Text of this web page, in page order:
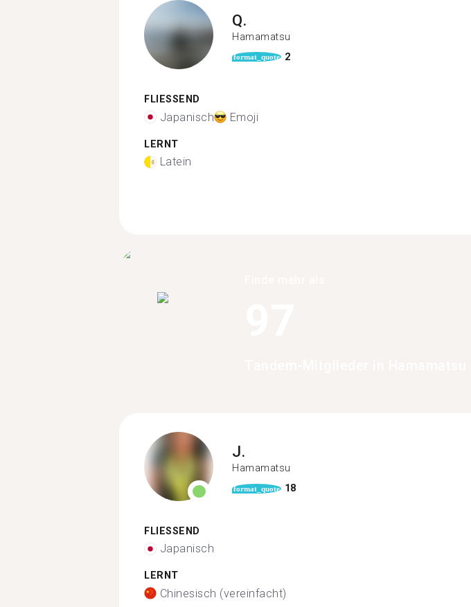
Q.
Hamamatsu
format_quote 2
FLIESSEND
Japanisch Emoji
LERNT
Latein
J.
Hamamatsu
format_quote 18
FLIESSEND
Japanisch
LERNT
Chinesisch (vereinfacht)